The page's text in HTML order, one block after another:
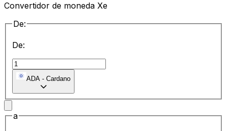
Convertidor de moneda Xe
De:
De:
ADA - Cardano
a